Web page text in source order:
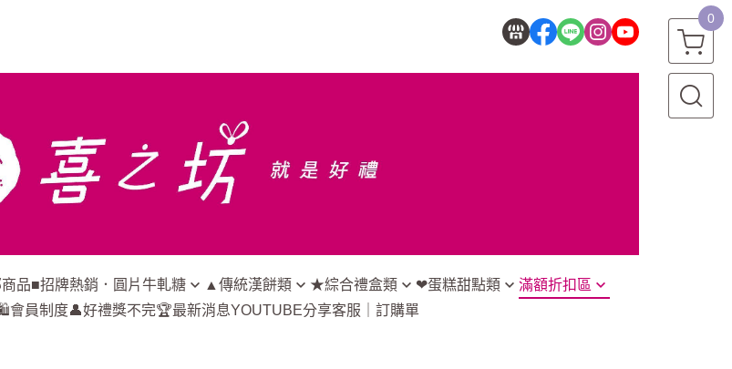
0
品■招牌熱銷．圓片牛軋糖 ▲傳統漢餅類 ★綜合禮盒類 ❤蛋糕甜點類 滿額折扣區
會員制度👤好禮獎不完🏆最新消息YOUTUBE分享客服｜訂購單